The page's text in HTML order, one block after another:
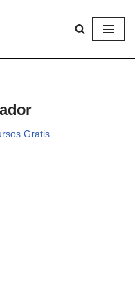
Gratis